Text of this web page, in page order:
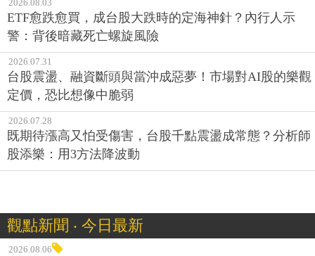
2026.08.03
ETF愈跌愈買，成台股大跌時的定海神針？內行人示
警：背後暗藏死亡螺旋風險
2026.07.31
台股震盪、融資斷頭與當沖成惡夢！市場對AI股的樂觀
定價，恐比想像中脆弱
2026.07.28
既期待漲高又怕受傷害，台股千點震盪成常態？分析師
股添樂：用3方法降波動
觀點新聞 ‧ 今日最新
2026.08.06